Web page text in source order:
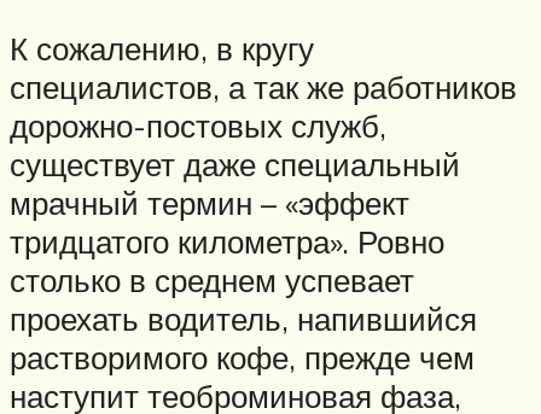
К сожалению, в кругу
специалистов, а так же работников
дорожно-постовых служб,
существует даже специальный
мрачный термин – «эффект
тридцатого километра». Ровно
столько в среднем успевает
проехать водитель, напившийся
растворимого кофе, прежде чем
наступит теоброминовая фаза,